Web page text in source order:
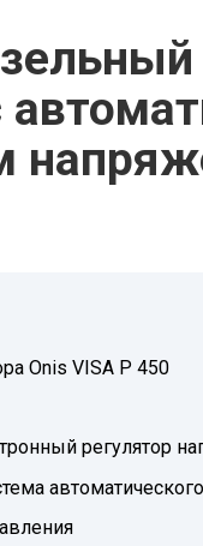
Onis VISA P 450
регулятор